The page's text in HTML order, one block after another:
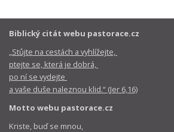
Biblický citát webu pastorace.cz
„Stůjte na cestách a vyhlížejte,
ptejte se, která je dobrá,
po ní se vydejte
a vaše duše naleznou klid.“ (Jer 6,16)
Motto webu pastorace.cz
Kriste, buď se mnou,